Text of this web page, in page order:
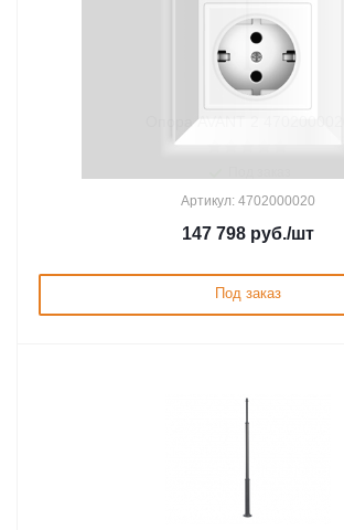
Опора AVANT 2 4702000020
Артикул: 4702000020
147 798 руб./шт
Под заказ